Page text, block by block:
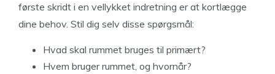
første skridt i en vellykket indretning er at kortlægge
dine behov. Stil dig selv disse spørgsmål:
Hvad skal rummet bruges til primært?
Hvem bruger rummet, og hvornår?